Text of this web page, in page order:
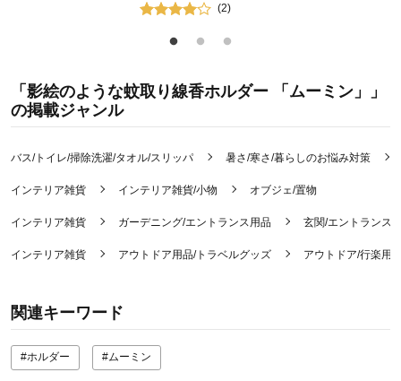
(2)
「影絵のような蚊取り線香ホルダー 「ムーミン」」
の掲載ジャンル
バス/トイレ/掃除洗濯/タオル/スリッパ 暑さ/寒さ/暮らしのお悩み対策
インテリア雑貨 インテリア雑貨/小物 オブジェ/置物
インテリア雑貨 ガーデニング/エントランス用品 玄関/エントランス/
インテリア雑貨 アウトドア用品/トラベルグッズ アウトドア/行楽用
関連キーワード
#ホルダー #ムーミン